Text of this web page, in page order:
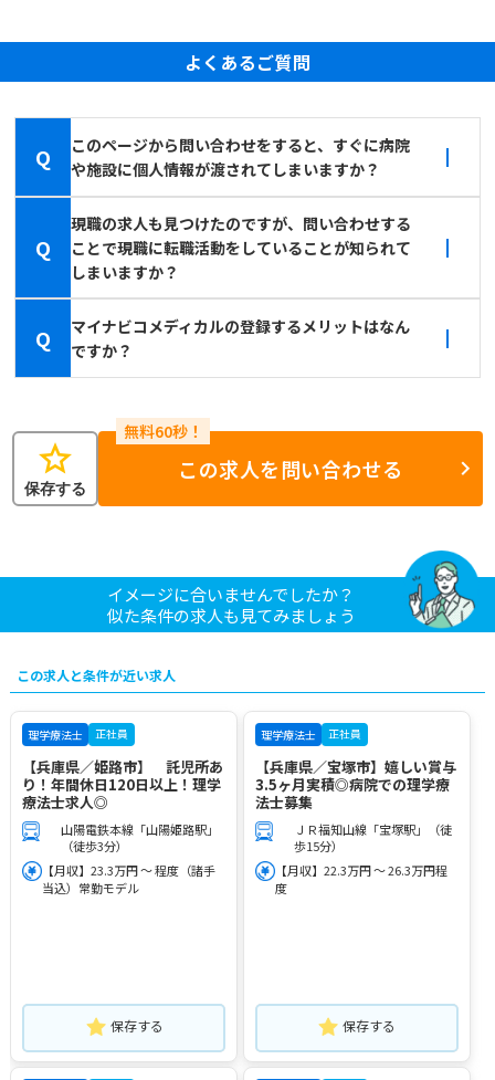
よくあるご質問
Q
このページから問い合わせをすると、すぐに病院
や施設に個人情報が渡されてしまいますか？
Q
現職の求人も見つけたのですが、問い合わせする
ことで現職に転職活動をしていることが知られて
しまいますか？
Q
マイナビコメディカルの登録するメリットはなん
ですか？
star
保存する
この求人を問い合わせる
イメージに合いませんでしたか？
似た条件の求人も見てみましょう
この求人と条件が近い求人
理学療法士 正社員
【兵庫県／姫路市】 託児所あ
り！年間休日120日以上！理学
療法士求人◎
山陽電鉄本線「山陽姫路駅」
（徒歩3分）
【月収】23.3万円 ～ 程度（諸手
当込）常勤モデル
保存する
理学療法士 正社員
【兵庫県／宝塚市】嬉しい賞与
3.5ヶ月実積◎病院での理学療
法士募集
ＪＲ福知山線「宝塚駅」（徒
歩15分）
【月収】22.3万円 ～ 26.3万円程
度
保存する